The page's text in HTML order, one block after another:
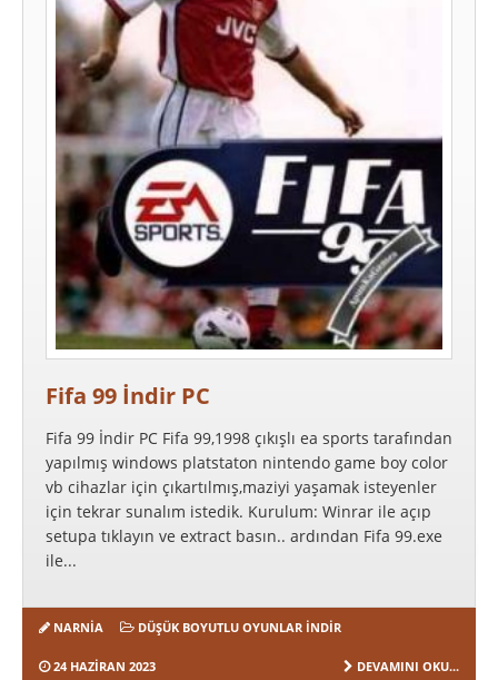
Fifa 99 İndir PC
Fifa 99 İndir PC Fifa 99,1998 çıkışlı ea sports tarafından
yapılmış windows platstaton nintendo game boy color
vb cihazlar için çıkartılmış,maziyi yaşamak isteyenler
için tekrar sunalım istedik. Kurulum: Winrar ile açıp
setupa tıklayın ve extract basın.. ardından Fifa 99.exe
ile...
NARNIA DÜŞÜK BOYUTLU OYUNLAR İNDIR
24 HAZIRAN 2023 DEVAMINI OKU...